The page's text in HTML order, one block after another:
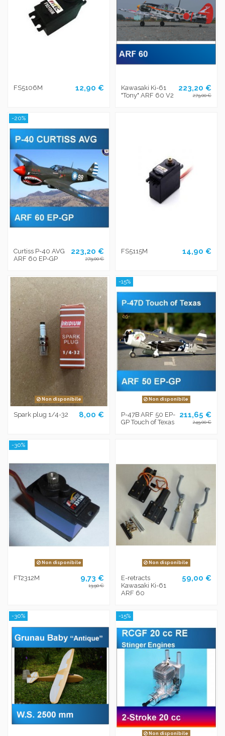
FS5106M 12,90 €
Kawasaki Ki-61
"Tony" ARF 60 V2
223,20 €
279,00 €
-20%
Curtiss P-40 AVG
ARF 60 EP-GP
223,20 €
279,00 €
FS5115M 14,90 €
Non disponibile
Spark plug 1/4-32 8,00 €
-15%
Non disponibile
P-47B ARF 50 EP-
GP Touch of Texas
211,65 €
249,00 €
-30%
Non disponibile
FT2312M 9,73 €
13,90 €
Non disponibile
E-retracts
Kawasaki Ki-61
ARF 60
59,00 €
-30% -15%
Non disponibile